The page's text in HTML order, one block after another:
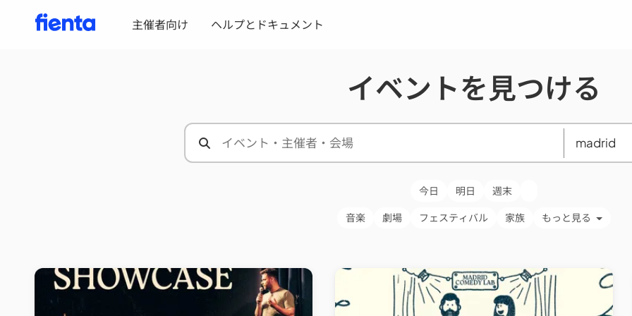
主催者向け ヘルプとドキュメント
イベントを見つける
今日 明日 週末
音楽 劇場 フェスティバル 家族 もっと見る